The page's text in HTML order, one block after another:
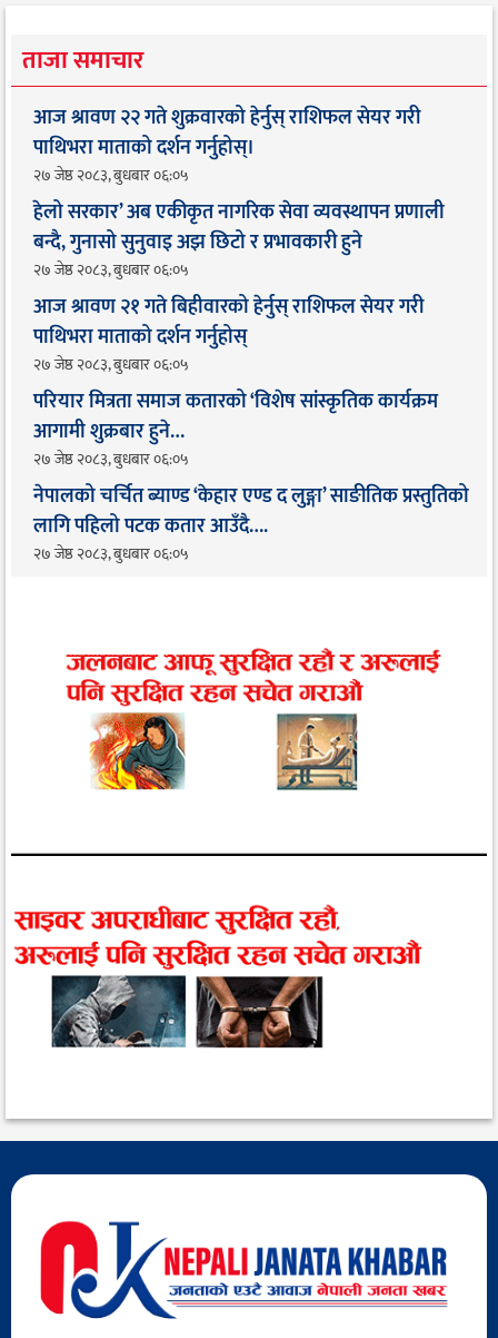
ताजा समाचार
आज श्रावण २२ गते शुक्रवारको हेर्नुस् राशिफल सेयर गरी
पाथिभरा माताको दर्शन गर्नुहोस्।
२७ जेष्ठ २०८३, बुधबार ०६:०५
हेलो सरकार’ अब एकीकृत नागरिक सेवा व्यवस्थापन प्रणाली
बन्दै, गुनासो सुनुवाइ अझ छिटो र प्रभावकारी हुने
२७ जेष्ठ २०८३, बुधबार ०६:०५
आज श्रावण २१ गते बिहीवारको हेर्नुस् राशिफल सेयर गरी
पाथिभरा माताको दर्शन गर्नुहोस्
२७ जेष्ठ २०८३, बुधबार ०६:०५
परियार मित्रता समाज कतारको ‘विशेष सांस्कृतिक कार्यक्रम
आगामी शुक्रबार हुने…
२७ जेष्ठ २०८३, बुधबार ०६:०५
नेपालको चर्चित ब्याण्ड ‘केहार एण्ड द लुङ्गा’ साङीतिक प्रस्तुतिको
लागि पहिलो पटक कतार आउँदै…. ​
२७ जेष्ठ २०८३, बुधबार ०६:०५